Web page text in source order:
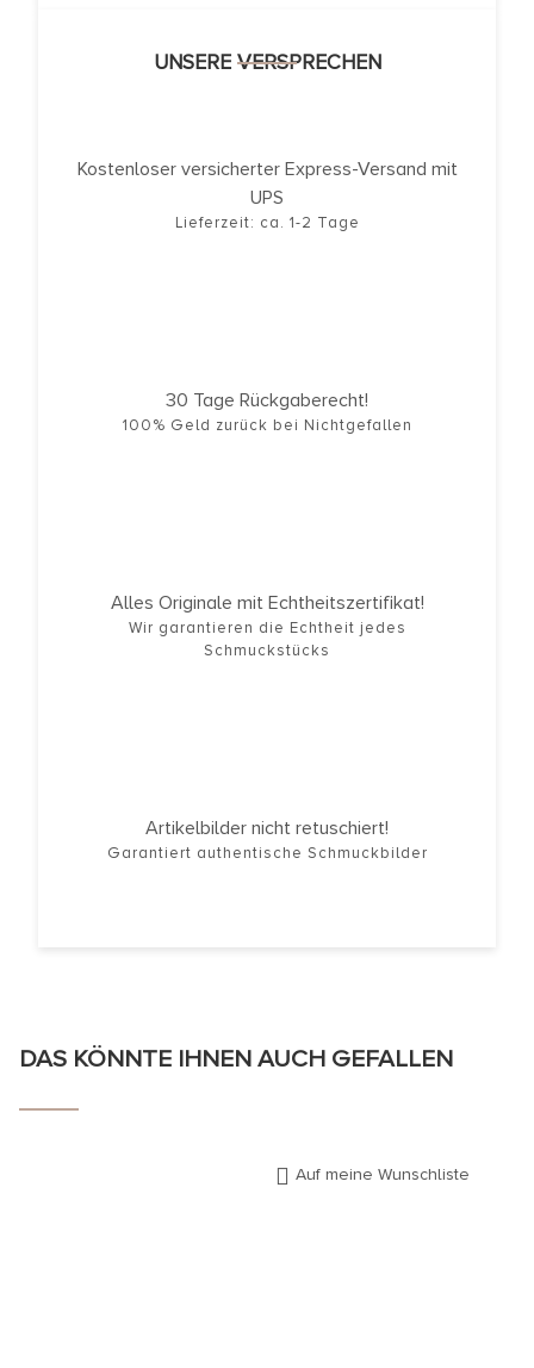
UNSERE VERSPRECHEN
Kostenloser versicherter Express-Versand mit
UPS
Lieferzeit: ca. 1-2 Tage
30 Tage Rückgaberecht!
100% Geld zurück bei Nichtgefallen
Alles Originale mit Echtheitszertifikat!
Wir garantieren die Echtheit jedes
Schmuckstücks
Artikelbilder nicht retuschiert!
Garantiert authentische Schmuckbilder
DAS KÖNNTE IHNEN AUCH GEFALLEN
Auf meine Wunschliste